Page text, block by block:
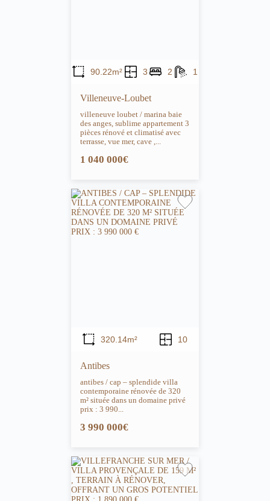
90.22m² 3 2 1
Villeneuve-Loubet
villeneuve loubet / marina baie
des anges, sublime appartement 3
pièces rénové et climatisé avec
terrasse, vue mer, cave ,...
1 040 000€
320.14m² 10
Antibes
antibes / cap – splendide villa
contemporaine rénovée de 320
m² située dans un domaine privé
prix : 3 990...
3 990 000€